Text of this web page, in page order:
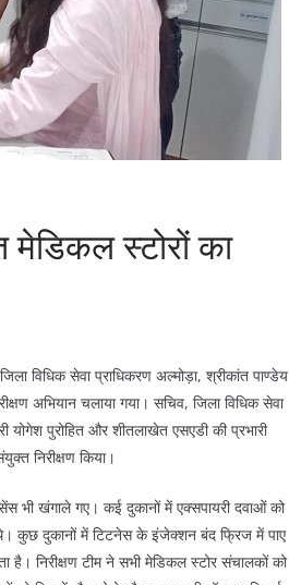
मेडिकल स्टोरों का
विधिक सेवा प्राधिकरण अल्मोड़ा, श्रीकांत पाण्डेय
अभियान चलाया गया। सचिव, जिला विधिक सेवा
योगेश पुरोहित और शीतलाखेत एसएडी की प्रभारी
निरीक्षण किया।
भी खंगाले गए। कई दुकानों में एक्सपायरी दवाओं को
थे। कुछ दुकानों में टिटनेस के इंजेक्शन बंद फ्रिज में पाए
है। निरीक्षण टीम ने सभी मेडिकल स्टोर संचालकों को